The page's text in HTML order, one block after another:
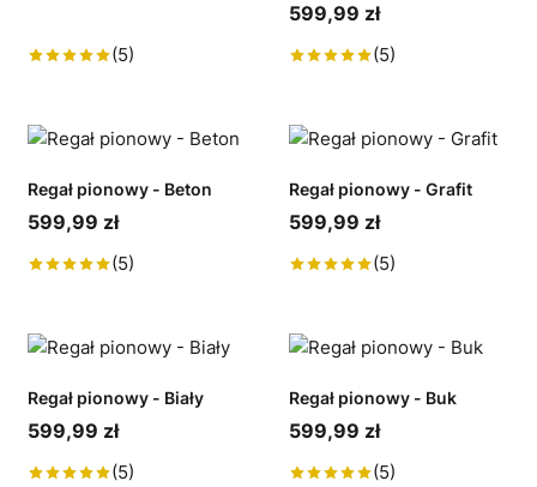
(5)
599,99 zł
(5)
Regał pionowy - Beton
599,99 zł
(5)
Regał pionowy - Grafit
599,99 zł
(5)
Regał pionowy - Biały
599,99 zł
(5)
Regał pionowy - Buk
599,99 zł
(5)